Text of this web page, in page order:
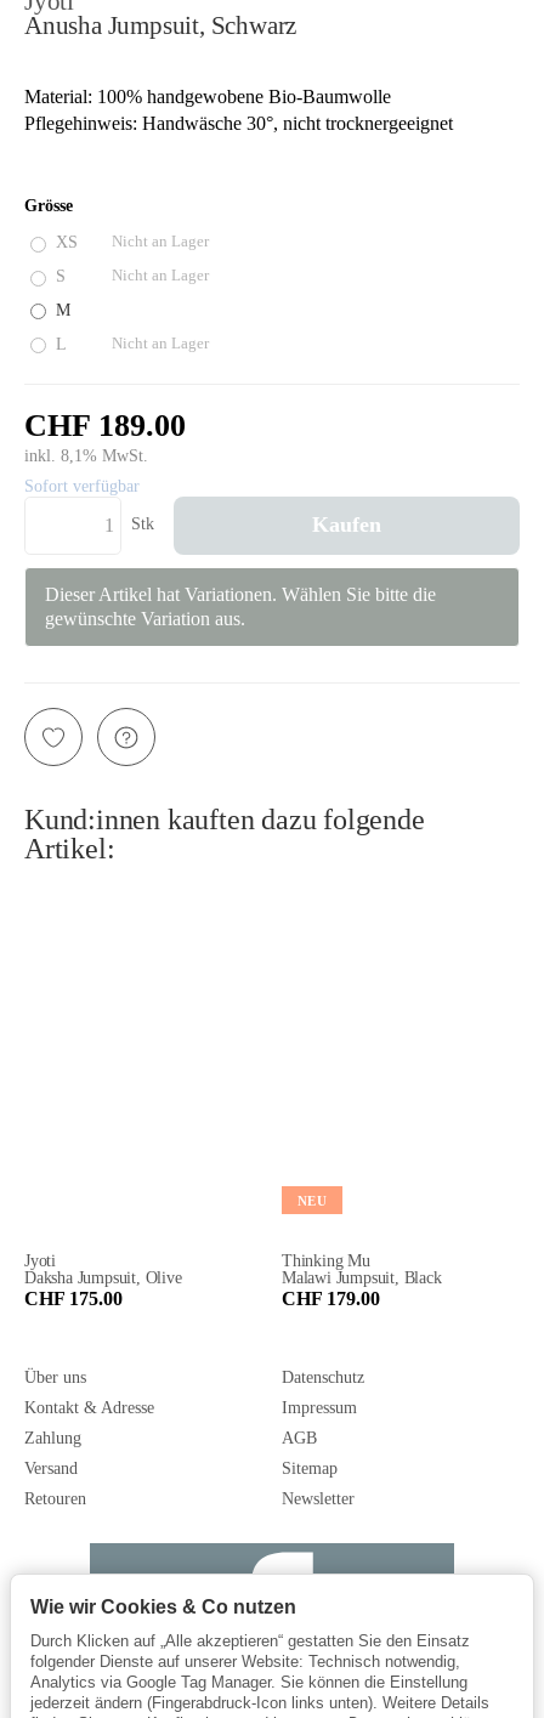
Anusha Jumpsuit, Schwarz
Material: 100% handgewobene Bio-Baumwolle
Pflegehinweis: Handwäsche 30°, nicht trocknergeeignet
Grösse
XS Nicht an Lager
S Nicht an Lager
M
L
Nicht an Lager
CHF 189.00
inkl. 8,1% MwSt.
Sofort verfügbar
Stk Kaufen
Dieser Artikel hat Variationen. Wählen Sie bitte die
gewünschte Variation aus.
Kund:innen kauften dazu folgende
Artikel:
Jyoti
Daksha Jumpsuit, Olive
CHF 175.00
NEU
Thinking Mu
Malawi Jumpsuit, Black
CHF 179.00
Über uns
Kontakt & Adresse
Zahlung
Versand
Retouren
Datenschutz
Impressum
AGB
Sitemap
Newsletter
Wie wir Cookies & Co nutzen
Durch Klicken auf „Alle akzeptieren“ gestatten Sie den Einsatz
folgender Dienste auf unserer Website: Technisch notwendig,
Analytics via Google Tag Manager. Sie können die Einstellung
jederzeit ändern (Fingerabdruck-Icon links unten). Weitere Details